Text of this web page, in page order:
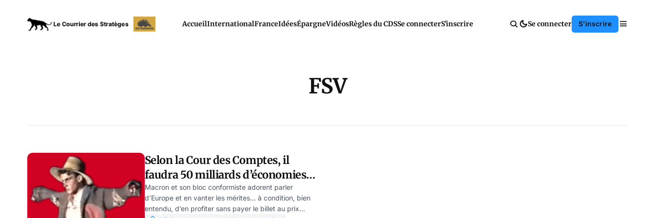
AccueilInternationalFranceIdéesÉpargneVidéosRègles du CDSSe connecterS'inscrire Se connecter S'inscrire
FSV
Selon la Cour des Comptes, il
faudra 50 milliards d’économies
pour tenir nos engagements
européens
Macron et son bloc conformiste adorent parler
d’Europe et en vanter les mérites… à condition, bien
entendu, d’en profiter sans payer le billet au prix